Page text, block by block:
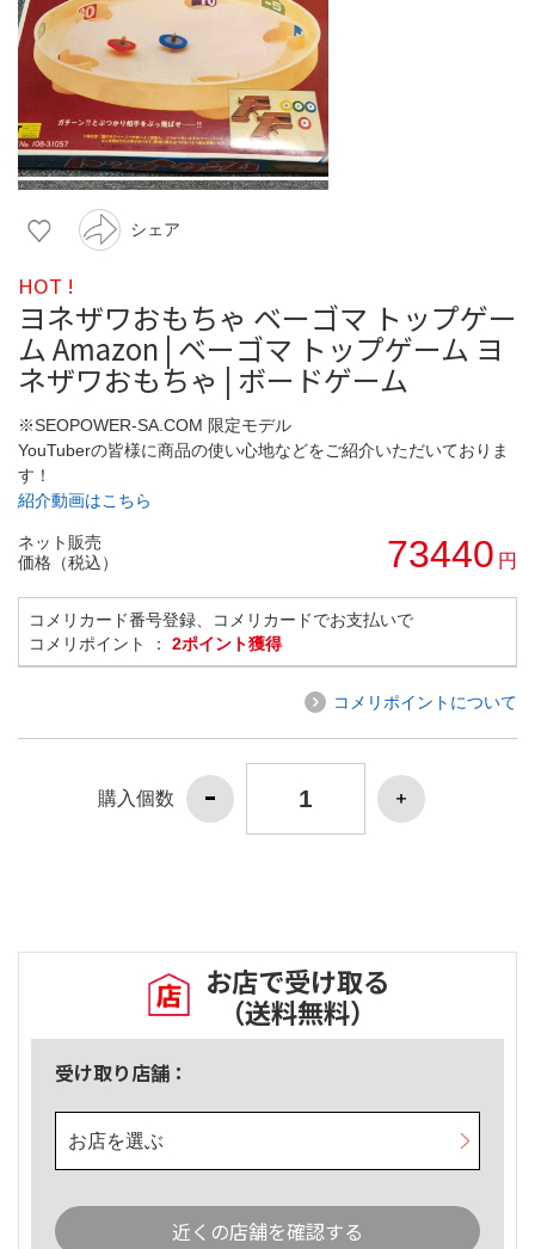
シェア
HOT !
ヨネザワおもちゃ ベーゴマ トップゲー
ム Amazon | ベーゴマ トップゲーム ヨ
ネザワおもちゃ | ボードゲーム
※SEOPOWER-SA.COM 限定モデル
YouTuberの皆様に商品の使い心地などをご紹介いただいておりま
す！
紹介動画はこちら
ネット販売
価格（税込）
73440 円
コメリカード番号登録、コメリカードでお支払いで
コメリポイント ： 2ポイント獲得
コメリポイントについて
購入個数
お店で受け取る
（送料無料）
受け取り店舗：
お店を選ぶ
近くの店舗を確認する